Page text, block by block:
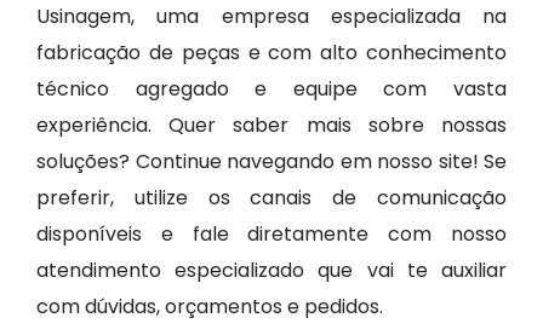
Usinagem, uma empresa especializada na
fabricação de peças e com alto conhecimento
técnico agregado e equipe com vasta
experiência. Quer saber mais sobre nossas
soluções? Continue navegando em nosso site! Se
preferir, utilize os canais de comunicação
disponíveis e fale diretamente com nosso
atendimento especializado que vai te auxiliar
com dúvidas, orçamentos e pedidos.